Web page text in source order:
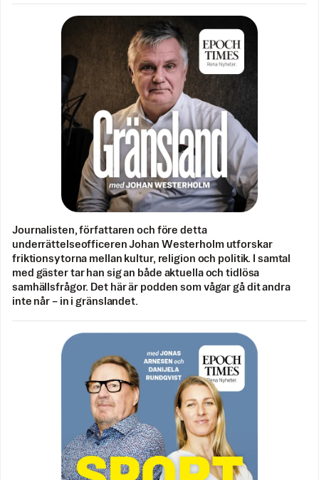
Journalisten, författaren och före detta
underrättelseofficeren Johan Westerholm utforskar
friktionsytorna mellan kultur, religion och politik. I samtal
med gäster tar han sig an både aktuella och tidlösa
samhällsfrågor. Det här är podden som vågar gå dit andra
inte når – in i gränslandet.